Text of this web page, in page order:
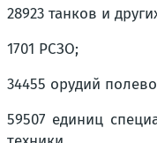
28923 танков и
1701 РСЗО;
34455 орудий
59507 единиц